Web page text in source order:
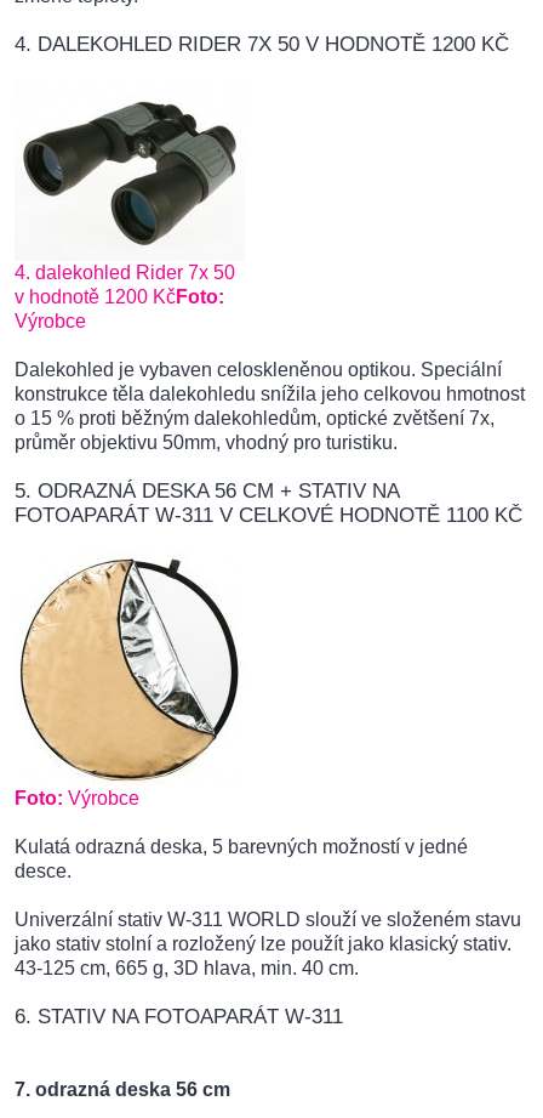
4. DALEKOHLED RIDER 7X 50 V HODNOTĚ 1200 KČ
4. dalekohled Rider 7x 50
v hodnotě 1200 KčFoto:
Výrobce
Dalekohled je vybaven celoskleněnou optikou. Speciální
konstrukce těla dalekohledu snížila jeho celkovou hmotnost
o 15 % proti běžným dalekohledům, optické zvětšení 7x,
průměr objektivu 50mm, vhodný pro turistiku.
5. ODRAZNÁ DESKA 56 CM + STATIV NA
FOTOAPARÁT W-311 V CELKOVÉ HODNOTĚ 1100 KČ
Foto: Výrobce
Kulatá odrazná deska, 5 barevných možností v jedné
desce.
Univerzální stativ W-311 WORLD slouží ve složeném stavu
jako stativ stolní a rozložený lze použít jako klasický stativ.
43-125 cm, 665 g, 3D hlava, min. 40 cm.
6. STATIV NA FOTOAPARÁT W-311
7. odrazná deska 56 cm